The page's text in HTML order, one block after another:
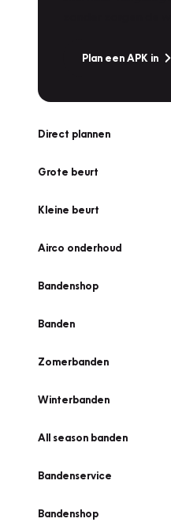
Plan een APK in
Direct plannen
Grote beurt
Kleine beurt
Airco onderhoud
Bandenshop
Banden
Zomerbanden
Winterbanden
All season banden
Bandenservice
Bandenshop